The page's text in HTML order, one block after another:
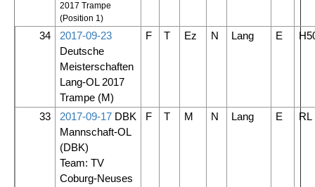
2017 Trampe
(Position 1)
34
2017-09-23
Deutsche
Meisterschaften
Lang-OL 2017
Trampe (M)
F T Ez N Lang E
33 2017-09-17 DBK
Mannschaft-OL
(DBK)
Team: TV
Coburg-Neuses
F T M N Lang E RL